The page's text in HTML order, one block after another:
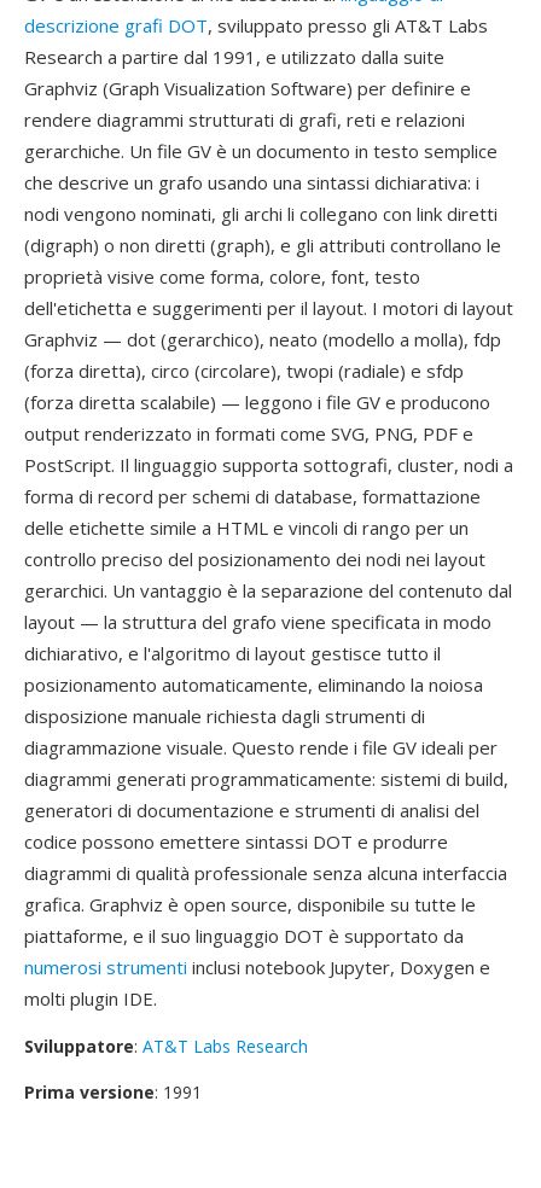
descrizione grafi DOT, sviluppato presso gli AT&T Labs
Research a partire dal 1991, e utilizzato dalla suite
Graphviz (Graph Visualization Software) per definire e
rendere diagrammi strutturati di grafi, reti e relazioni
gerarchiche. Un file GV è un documento in testo semplice
che descrive un grafo usando una sintassi dichiarativa: i
nodi vengono nominati, gli archi li collegano con link diretti
(digraph) o non diretti (graph), e gli attributi controllano le
proprietà visive come forma, colore, font, testo
dell'etichetta e suggerimenti per il layout. I motori di layout
Graphviz — dot (gerarchico), neato (modello a molla), fdp
(forza diretta), circo (circolare), twopi (radiale) e sfdp
(forza diretta scalabile) — leggono i file GV e producono
output renderizzato in formati come SVG, PNG, PDF e
PostScript. Il linguaggio supporta sottografi, cluster, nodi a
forma di record per schemi di database, formattazione
delle etichette simile a HTML e vincoli di rango per un
controllo preciso del posizionamento dei nodi nei layout
gerarchici. Un vantaggio è la separazione del contenuto dal
layout — la struttura del grafo viene specificata in modo
dichiarativo, e l'algoritmo di layout gestisce tutto il
posizionamento automaticamente, eliminando la noiosa
disposizione manuale richiesta dagli strumenti di
diagrammazione visuale. Questo rende i file GV ideali per
diagrammi generati programmaticamente: sistemi di build,
generatori di documentazione e strumenti di analisi del
codice possono emettere sintassi DOT e produrre
diagrammi di qualità professionale senza alcuna interfaccia
grafica. Graphviz è open source, disponibile su tutte le
piattaforme, e il suo linguaggio DOT è supportato da
numerosi strumenti inclusi notebook Jupyter, Doxygen e
molti plugin IDE.
Sviluppatore: AT&T Labs Research
Prima versione: 1991